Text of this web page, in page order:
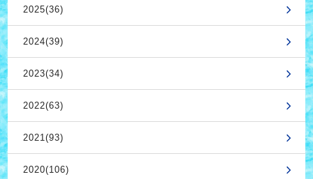
2025(36)
2024(39)
2023(34)
2022(63)
2021(93)
2020(106)